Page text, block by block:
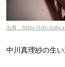
出典：https://
中川真理紗の生